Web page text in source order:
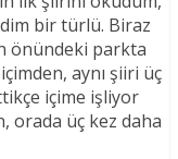
bir türlü. Biraz
önündeki parkta
aynı şiiri üç
içime işliyor
orada üç kez daha